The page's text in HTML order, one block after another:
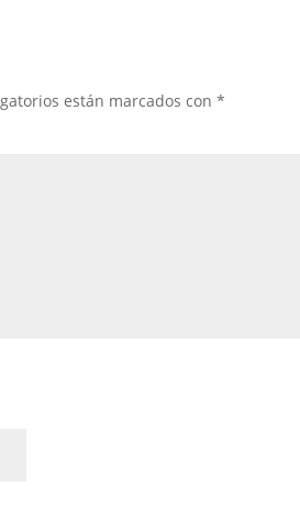
están marcados con*